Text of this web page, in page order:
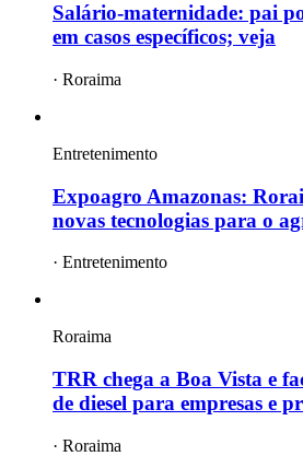
Salário-maternidade: pai
em casos específicos; veja
· Roraima
Entretenimento
Expoagro Amazonas:
novas tecnologias para o
· Entretenimento
Roraima
TRR chega a Boa Vista e
de diesel para empresas e
· Roraima